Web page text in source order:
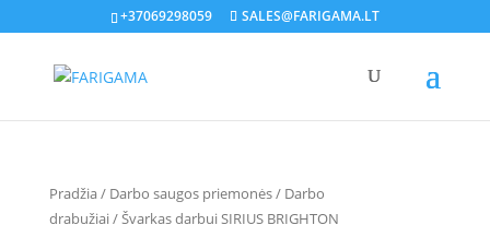
+37069298059 SALES@FARIGAMA.LT
Pradžia/ Darbo saugos priemonės/ Darbo
drabužiai/ Švarkas darbui SIRIUS BRIGHTON